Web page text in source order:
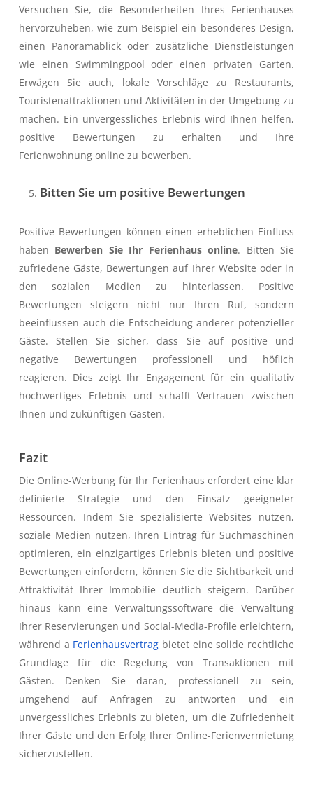
Versuchen Sie, die Besonderheiten Ihres Ferienhauses
hervorzuheben, wie zum Beispiel ein besonderes Design,
einen Panoramablick oder zusätzliche Dienstleistungen
wie einen Swimmingpool oder einen privaten Garten.
Erwägen Sie auch, lokale Vorschläge zu Restaurants,
Touristenattraktionen und Aktivitäten in der Umgebung zu
machen. Ein unvergessliches Erlebnis wird Ihnen helfen,
positive Bewertungen zu erhalten und Ihre
Ferienwohnung online zu bewerben.
Bitten Sie um positive Bewertungen
Positive Bewertungen können einen erheblichen Einfluss
haben Bewerben Sie Ihr Ferienhaus online. Bitten Sie
zufriedene Gäste, Bewertungen auf Ihrer Website oder in
den sozialen Medien zu hinterlassen. Positive
Bewertungen steigern nicht nur Ihren Ruf, sondern
beeinflussen auch die Entscheidung anderer potenzieller
Gäste. Stellen Sie sicher, dass Sie auf positive und
negative Bewertungen professionell und höflich
reagieren. Dies zeigt Ihr Engagement für ein qualitativ
hochwertiges Erlebnis und schafft Vertrauen zwischen
Ihnen und zukünftigen Gästen.
Fazit
Die Online-Werbung für Ihr Ferienhaus erfordert eine klar
definierte Strategie und den Einsatz geeigneter
Ressourcen. Indem Sie spezialisierte Websites nutzen,
soziale Medien nutzen, Ihren Eintrag für Suchmaschinen
optimieren, ein einzigartiges Erlebnis bieten und positive
Bewertungen einfordern, können Sie die Sichtbarkeit und
Attraktivität Ihrer Immobilie deutlich steigern. Darüber
hinaus kann eine Verwaltungssoftware die Verwaltung
Ihrer Reservierungen und Social-Media-Profile erleichtern,
während a Ferienhausvertrag bietet eine solide rechtliche
Grundlage für die Regelung von Transaktionen mit
Gästen. Denken Sie daran, professionell zu sein,
umgehend auf Anfragen zu antworten und ein
unvergessliches Erlebnis zu bieten, um die Zufriedenheit
Ihrer Gäste und den Erfolg Ihrer Online-Ferienvermietung
sicherzustellen.